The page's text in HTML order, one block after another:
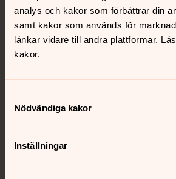
analys och kakor som förbättrar din
samt kakor som används för
länkar vidare till andra plattformar.
kakor.
Nödvändiga kakor
Inställningar
Kalender
Hitta snabbt